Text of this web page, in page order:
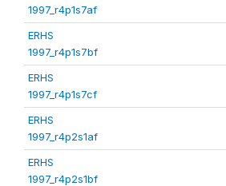
1997_r4p1s7af
ERHS
1997_r4p1s7bf
ERHS
1997_r4p1s7cf
ERHS
1997_r4p2s1af
ERHS
1997_r4p2s1bf